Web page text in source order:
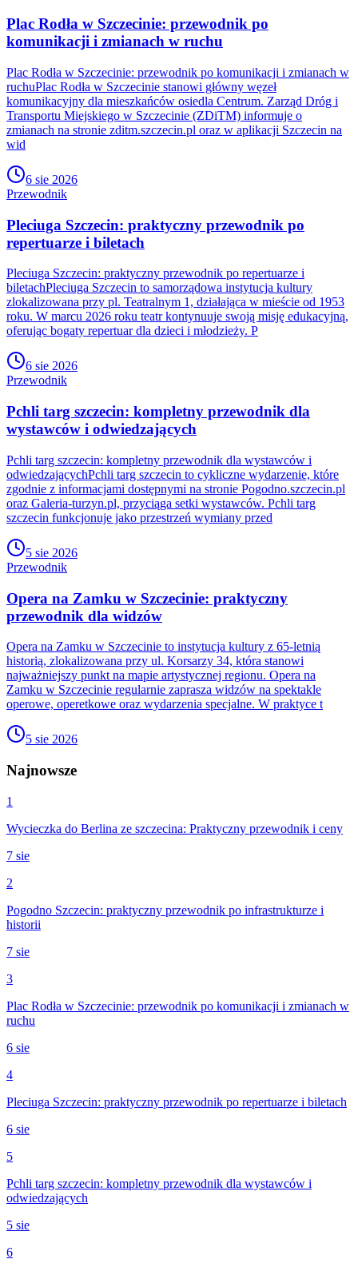
Plac Rodła w Szczecinie: przewodnik po
komunikacji i zmianach w ruchu
Plac Rodła w Szczecinie: przewodnik po komunikacji i zmianach w
ruchuPlac Rodła w Szczecinie stanowi główny węzeł
komunikacyjny dla mieszkańców osiedla Centrum. Zarząd Dróg i
Transportu Miejskiego w Szczecinie (ZDiTM) informuje o
zmianach na stronie zditm.szczecin.pl oraz w aplikacji Szczecin na
wid
6 sie 2026
Przewodnik
Pleciuga Szczecin: praktyczny przewodnik po
repertuarze i biletach
Pleciuga Szczecin: praktyczny przewodnik po repertuarze i
biletachPleciuga Szczecin to samorządowa instytucja kultury
zlokalizowana przy pl. Teatralnym 1, działająca w mieście od 1953
roku. W marcu 2026 roku teatr kontynuuje swoją misję edukacyjną,
oferując bogaty repertuar dla dzieci i młodzieży. P
6 sie 2026
Przewodnik
Pchli targ szczecin: kompletny przewodnik dla
wystawców i odwiedzających
Pchli targ szczecin: kompletny przewodnik dla wystawców i
odwiedzającychPchli targ szczecin to cykliczne wydarzenie, które
zgodnie z informacjami dostępnymi na stronie Pogodno.szczecin.pl
oraz Galeria-turzyn.pl, przyciąga setki wystawców. Pchli targ
szczecin funkcjonuje jako przestrzeń wymiany przed
5 sie 2026
Przewodnik
Opera na Zamku w Szczecinie: praktyczny
przewodnik dla widzów
Opera na Zamku w Szczecinie to instytucja kultury z 65-letnią
historią, zlokalizowana przy ul. Korsarzy 34, która stanowi
najważniejszy punkt na mapie artystycznej regionu. Opera na
Zamku w Szczecinie regularnie zaprasza widzów na spektakle
operowe, operetkowe oraz wydarzenia specjalne. W praktyce t
5 sie 2026
Najnowsze
1
Wycieczka do Berlina ze szczecina: Praktyczny przewodnik i ceny
7 sie
2
Pogodno Szczecin: praktyczny przewodnik po infrastrukturze i
historii
7 sie
3
Plac Rodła w Szczecinie: przewodnik po komunikacji i zmianach w
ruchu
6 sie
4
Pleciuga Szczecin: praktyczny przewodnik po repertuarze i biletach
6 sie
5
Pchli targ szczecin: kompletny przewodnik dla wystawców i
odwiedzających
5 sie
6